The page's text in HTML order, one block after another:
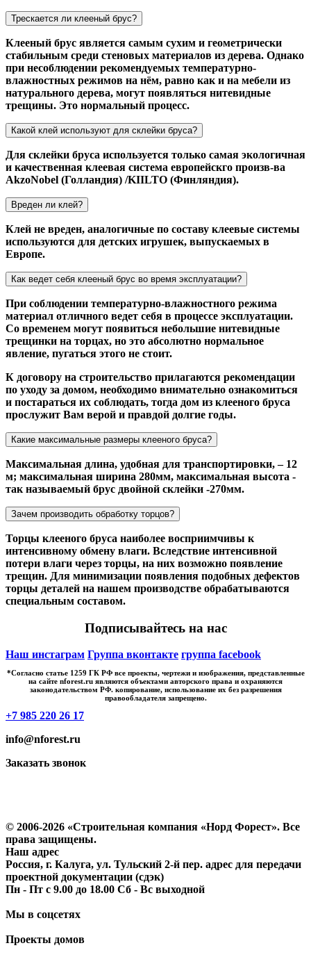
Трескается ли клееный брус?
Клееный брус является самым сухим и геометрически
стабильным среди стеновых материалов из дерева. Однако
при несоблюдении рекомендуемых температурно-
влажностных режимов на нём, равно как и на мебели из
натурального дерева, могут появляться нитевидные
трещины. Это нормальный процесс.
Какой клей используют для склейки бруса?
Для склейки бруса используется только самая экологичная
и качественная клеевая система европейскго произв-ва
AkzoNobel (Голландия) /KIILTO (Финляндия).
Вреден ли клей?
Клей не вреден, аналогичные по составу клеевые системы
используются для детских игрушек, выпускаемых в
Европе.
Как ведет себя клееный брус во время эксплуатации?
При соблюдении температурно-влажностного режима
материал отличного ведет себя в процессе эксплуатации.
Со временем могут появиться небольшие нитевидные
трещинки на торцах, но это абсолютно нормальное
явление, пугаться этого не стоит.
К договору на строительство прилагаются рекомендации
по уходу за домом, необходимо внимательно ознакомиться
и постараться их соблюдать, тогда дом из клееного бруса
прослужит Вам верой и правдой долгие годы.
Какие максимальные размеры клееного бруса?
Максимальная длина, удобная для транспортировки, – 12
м; максимальная ширина 280мм, максимальная высота -
так называемый брус двойной склейки -270мм.
Зачем производить обработку торцов?
Торцы клееного бруса наиболее восприимчивы к
интенсивному обмену влаги. Вследствие интенсивной
потери влаги через торцы, на них возможно появление
трещин. Для минимизации появления подобных дефектов
торцы деталей на нашем производстве обрабатываются
специальным составом.
Подписывайтесь на нас
Наш инстаграм Группа вконтакте группа facebook
*Cогласно статье 1259 ГК РФ все проекты, чертежи и изображения, представленные
на сайте nforest.ru являются объектами авторского права и охраняются
законодательством РФ. копирование, использование их без разрешения
правообладателя запрещено.
+7 985 220 26 17
info@nforest.ru
Заказать звонок
© 2006-2026 «Строительная компания «Норд Форест». Все
права защищены.
Наш адрес
Россия, г. Калуга, ул. Тульский 2-й пер. адрес для передачи
проектной документации (сдэк)
Пн - Пт с 9.00 до 18.00 Сб - Вс выходной
Мы в соцсетях
Проекты домов